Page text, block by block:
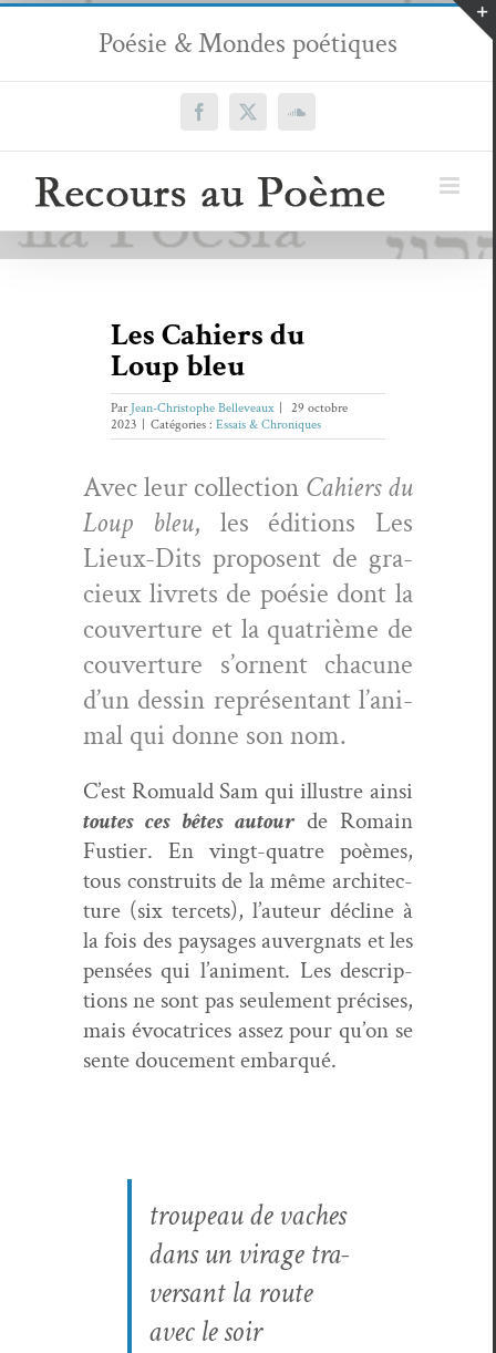
Passer
contenu
Poésie & Mondes poétiques
Facebook
X SoundCloud
Les Cahiers du
Loup bleu
Par Jean-Christophe Belleveaux
29 octobre
2023
Catégories : Essais & Chroniques
Avec leur col­lec­tion Cahiers du
Loup bleu, les édi­tions Les
Lieux-Dits pro­posent de gra­
cieux livrets de poésie dont la
cou­ver­ture et la qua­trième de
cou­ver­ture s’or­nent cha­cune
d’un dessin représen­tant l’an­i­
mal qui donne son nom.
C’est Romuald Sam qui illus­tre ain­si
toutes ces bêtes autourde Romain
Fusti­er. En vingt-qua­tre poèmes,
tous con­stru­its de la même archi­tec­
ture (six ter­cets), l’au­teur décline à
la fois des paysages auvergnats et les
pen­sées qui l’ani­ment. Les descrip­
tions ne sont pas seule­ment pré­cis­es,
mais évo­ca­tri­ces assez pour qu’on se
sente douce­ment embarqué.
trou­peau de vaches
dans un virage tra­
ver­sant la route
avec le soir